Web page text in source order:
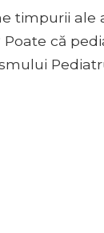
timpurii
că